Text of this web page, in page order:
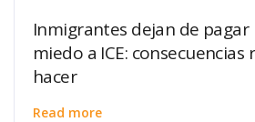
Inmigrantes dejan de
miedo a ICE: consecuencias
hacer
Read more